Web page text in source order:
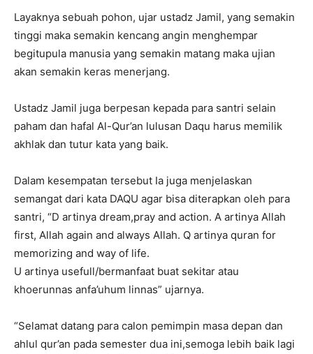
Layaknya sebuah pohon, ujar ustadz Jamil, yang semakin
tinggi maka semakin kencang angin menghempar
begitupula manusia yang semakin matang maka ujian
akan semakin keras menerjang.
Ustadz Jamil juga berpesan kepada para santri selain
paham dan hafal Al-Qur’an lulusan Daqu harus memilik
akhlak dan tutur kata yang baik.
Dalam kesempatan tersebut Ia juga menjelaskan
semangat dari kata DAQU agar bisa diterapkan oleh para
santri, “D artinya dream,pray and action. A artinya Allah
first, Allah again and always Allah. Q artinya quran for
memorizing and way of life.
U artinya usefull/bermanfaat buat sekitar atau
khoerunnas anfa’uhum linnas” ujarnya.
“Selamat datang para calon pemimpin masa depan dan
ahlul qur’an pada semester dua ini,semoga lebih baik lagi